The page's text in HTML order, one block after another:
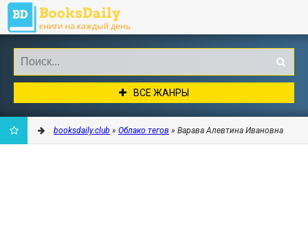
ВСЕ ЖАНРЫ
booksdaily.club » Облако тегов » Варава Алевтина Ивановна